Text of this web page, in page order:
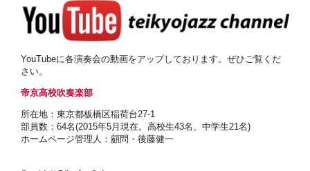
YouTubeに各演奏会の動画をアップしております。ぜひご覧くだ
さい。
帝京高校吹奏楽部
所在地：東京都板橋区稲荷台27-1
部員数：64名(2015年5月現在。高校生43名、中学生21名)
ホームページ管理人：顧問・後藤健一